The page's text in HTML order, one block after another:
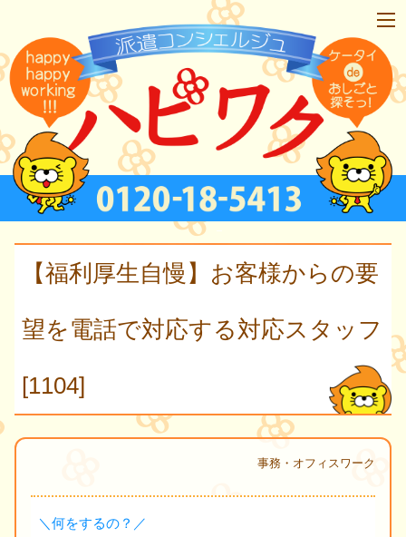
【福利厚生自慢】お客様からの要
望を電話で対応する対応スタッフ
[1104]
事務・オフィスワーク
＼何をするの？／